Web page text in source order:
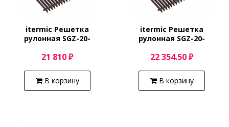
itermic Решетка
рулонная SGZ-20-
21 810 ₽
В корзину
itermic Решетка
рулонная SGZ-20-
22 354.50 ₽
В корзину